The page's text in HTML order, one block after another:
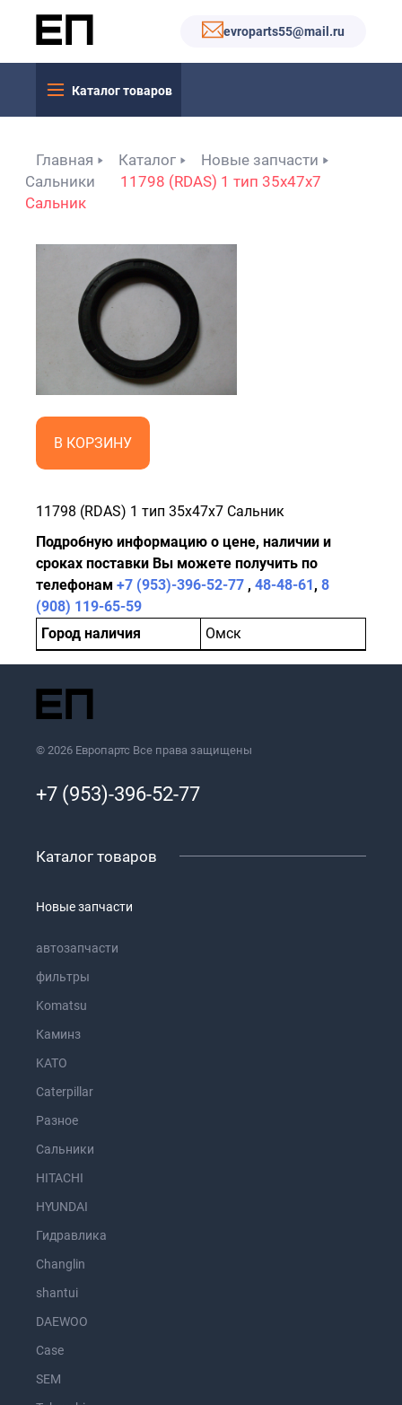
evroparts55@mail.ru
Каталог товаров
Главная Каталог
Новые запчасти
Сальники
11798 (RDAS) 1 тип 35x47x7
Сальник
В КОРЗИНУ
11798 (RDAS) 1 тип 35x47x7 Сальник
Подробную информацию о цене, наличии и
сроках поставки Вы можете получить по
телефонам +7 (953)-396-52-77 , 48-48-61, 8
(908) 119-65-59
Город наличия
Омск
© 2026 Европартс Все права защищены
+7 (953)-396-52-77
Каталог товаров
Новые запчасти
автозапчасти
фильтры
Komatsu
Каминз
KATO
Caterpillar
Разное
Сальники
HITACHI
HYUNDAI
Гидравлика
Changlin
shantui
DAEWOO
Case
SEM